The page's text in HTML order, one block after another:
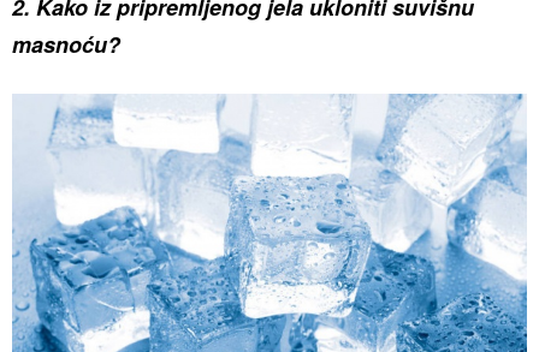
2. Kako iz pripremljenog jela ukloniti suvišnu
masnoću?